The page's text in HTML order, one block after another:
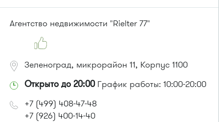
Автобус № 1, 9, 10, 12, 13, 15, 23, 31, 312, 377, 390, 476, 493.
720м, 721м, 900, 903
Агентство недвижимости "Rielter 77"
Зеленоград, микрорайон 11, Корпус 1100
Открыто до 20:00График работы: 10:00-20:00
+7 (499) 408-47-48
+7 (926) 400-14-40